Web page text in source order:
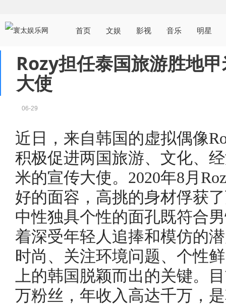
首页 文娱 影视 音乐 明星
Rozy担任泰国旅游胜地
大使
06-29
近日，来自韩国的虚拟偶像
积极促进两国旅游、文化、
米的宣传大使。2020年8月
好的面容，高挑的身材俘获
中性独具个性的面孔既符合
着深受年轻人追捧和模仿的
时尚、关注环境问题、个性
上的韩国脱颖而出的关键。
万粉丝，年收入高达千万，